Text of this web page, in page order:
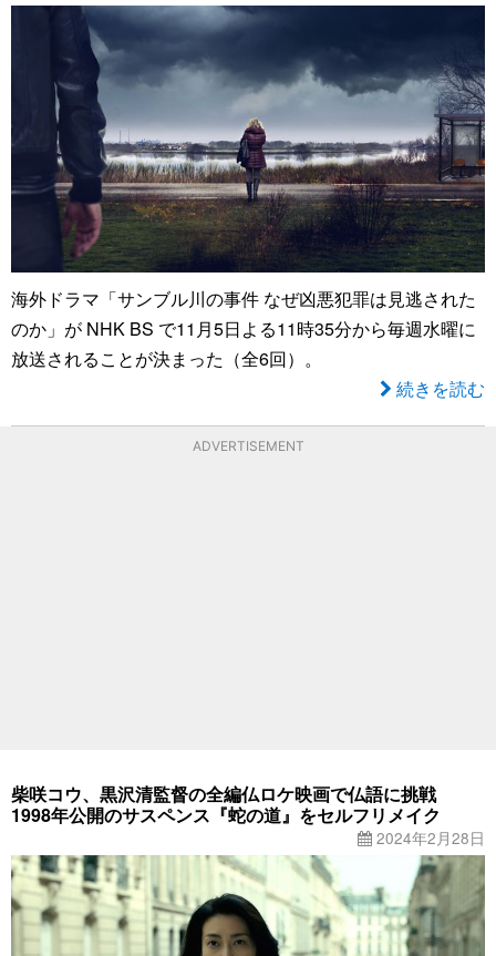
海外ドラマ「サンブル川の事件 なぜ凶悪犯罪は見逃された
のか」が NHK BS で11月5日よる11時35分から毎週水曜に
放送されることが決まった（全6回）。
続きを読む
ADVERTISEMENT
柴咲コウ、黒沢清監督の全編仏ロケ映画で仏語に挑戦
1998年公開のサスペンス『蛇の道』をセルフリメイク
2024年2月28日